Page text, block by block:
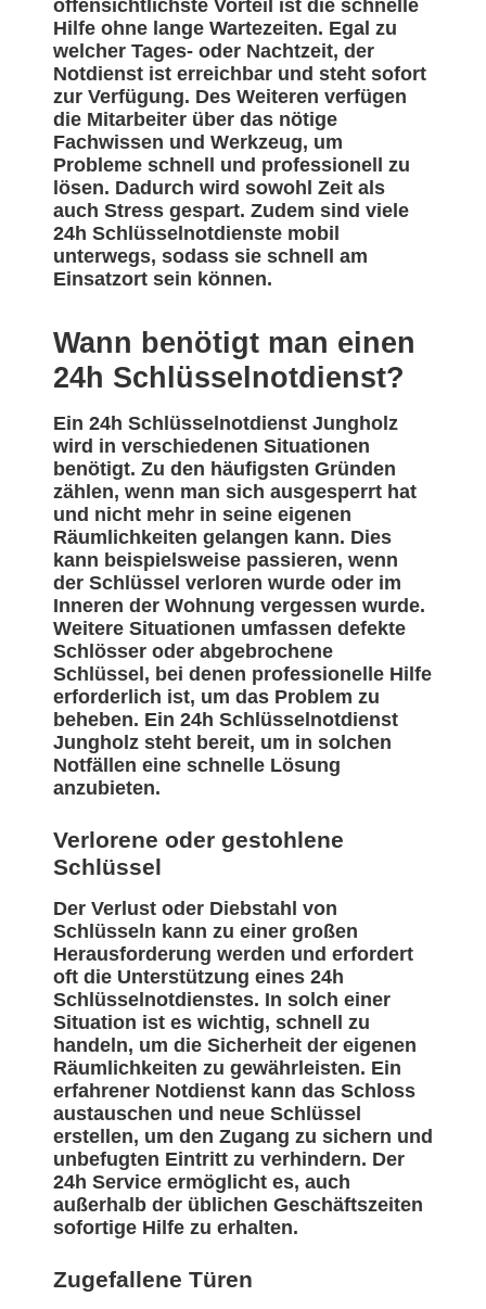
offensichtlichste Vorteil ist die schnelle
Hilfe ohne lange Wartezeiten. Egal zu
welcher Tages- oder Nachtzeit, der
Notdienst ist erreichbar und steht sofort
zur Verfügung. Des Weiteren verfügen
die Mitarbeiter über das nötige
Fachwissen und Werkzeug, um
Probleme schnell und professionell zu
lösen. Dadurch wird sowohl Zeit als
auch Stress gespart. Zudem sind viele
24h Schlüsselnotdienste mobil
unterwegs, sodass sie schnell am
Einsatzort sein können.
Wann benötigt man einen
24h Schlüsselnotdienst?
Ein 24h Schlüsselnotdienst Jungholz
wird in verschiedenen Situationen
benötigt. Zu den häufigsten Gründen
zählen, wenn man sich ausgesperrt hat
und nicht mehr in seine eigenen
Räumlichkeiten gelangen kann. Dies
kann beispielsweise passieren, wenn
der Schlüssel verloren wurde oder im
Inneren der Wohnung vergessen wurde.
Weitere Situationen umfassen defekte
Schlösser oder abgebrochene
Schlüssel, bei denen professionelle Hilfe
erforderlich ist, um das Problem zu
beheben. Ein 24h Schlüsselnotdienst
Jungholz steht bereit, um in solchen
Notfällen eine schnelle Lösung
anzubieten.
Verlorene oder gestohlene
Schlüssel
Der Verlust oder Diebstahl von
Schlüsseln kann zu einer großen
Herausforderung werden und erfordert
oft die Unterstützung eines 24h
Schlüsselnotdienstes. In solch einer
Situation ist es wichtig, schnell zu
handeln, um die Sicherheit der eigenen
Räumlichkeiten zu gewährleisten. Ein
erfahrener Notdienst kann das Schloss
austauschen und neue Schlüssel
erstellen, um den Zugang zu sichern und
unbefugten Eintritt zu verhindern. Der
24h Service ermöglicht es, auch
außerhalb der üblichen Geschäftszeiten
sofortige Hilfe zu erhalten.
Zugefallene Türen